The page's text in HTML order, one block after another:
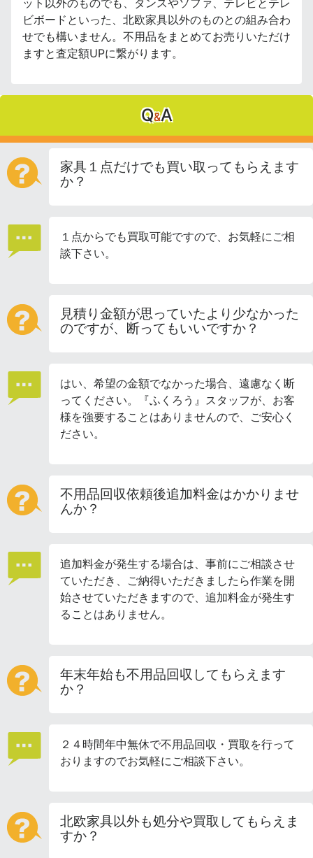
ット以外のものでも、タンスやソファ、テレビとテレ
ビボードといった、北欧家具以外のものとの組み合わ
せでも構いません。不用品をまとめてお売りいただけ
ますと査定額UPに繋がります。
Q&A
家具１点だけでも買い取ってもらえます
か？
１点からでも買取可能ですので、お気軽にご相
談下さい。
見積り金額が思っていたより少なかった
のですが、断ってもいいですか？
はい、希望の金額でなかった場合、遠慮なく断
ってください。『ふくろう』スタッフが、お客
様を強要することはありませんので、ご安心く
ださい。
不用品回収依頼後追加料金はかかりませ
んか？
追加料金が発生する場合は、事前にご相談させ
ていただき、ご納得いただきましたら作業を開
始させていただきますので、追加料金が発生す
ることはありません。
年末年始も不用品回収してもらえます
か？
２４時間年中無休で不用品回収・買取を行って
おりますのでお気軽にご相談下さい。
北欧家具以外も処分や買取してもらえま
すか？